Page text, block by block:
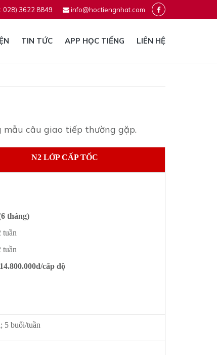
028) 3622 8849 info@hoctiengnhat.com
TIN TỨC APP HỌC TIẾNG LIÊN HỆ
câu giao tiếp thường gặp.
N2 LỚP CẤP TỐC
tháng)
tuần
tuần
cấp độ
5 buổi/tuần